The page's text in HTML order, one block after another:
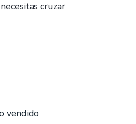
cruzar
vendido